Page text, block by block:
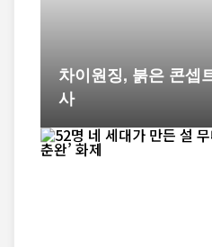
차이원징, 붉은 콘셉
사